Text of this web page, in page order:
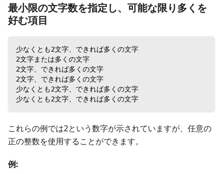
最小限の文字数を指定し、可能な限り多くを
好む項目
少なくとも2文字、できれば多くの文字
2文字または多くの文字
2文字、できれば多くの文字
2文字、できれば多くの文字
少なくとも2文字、できれば多くの文字
少なくとも2文字、できれば多くの文字
これらの例では2という数字が示されていますが、任意の
正の整数を使用することができます。
例: